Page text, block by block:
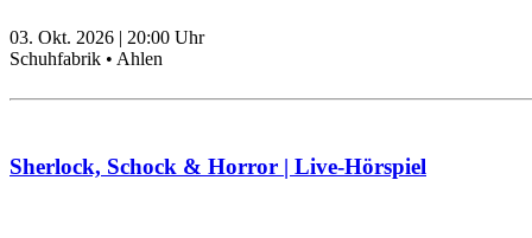
03. Okt. 2026 | 20:00 Uhr
Schuhfabrik • Ahlen
Sherlock, Schock & Horror | Live-Hörspiel